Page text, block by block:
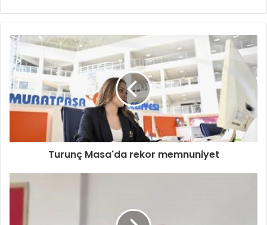
Turunç Masa'da rekor memnuniyet